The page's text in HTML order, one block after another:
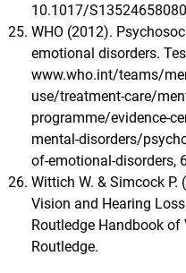
10.1017/
WHO (2012).
emotional disorders.
www.who.int/teams/
use/treatment-care/
programme/evidence-
mental-disorders/
of-emotional-disorders,
Wittich W. & Simcock
Vision and Hearing
Routledge Handbook
Routledge.